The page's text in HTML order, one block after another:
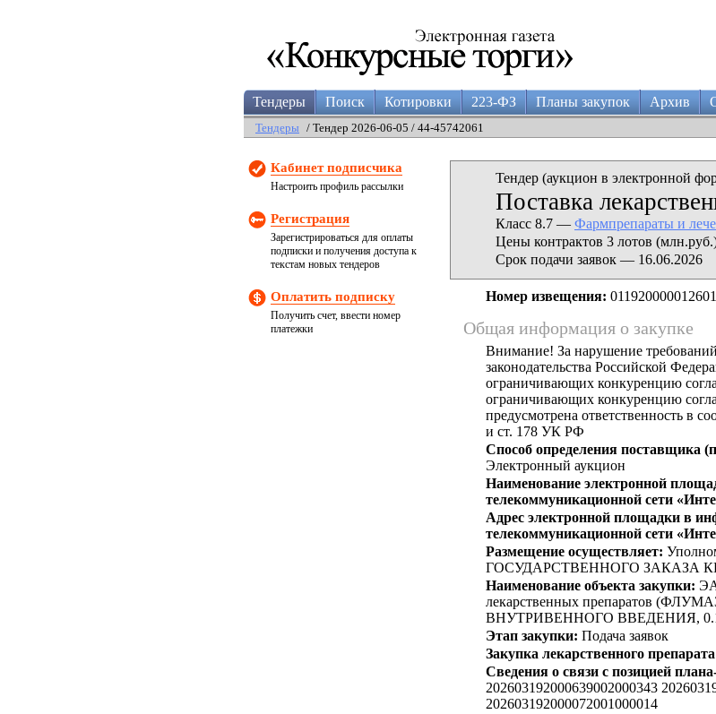
Тендеры Поиск Котировки 223-ФЗ Планы закупок Архив
Тендеры / Тендер 2026-06-05 / 44-45742061
Кабинет подписчика
Настроить профиль рассылки
Регистрация
Зарегистрироваться для оплаты
подписки и получения доступа к
текстам новых тендеров
Оплатить подписку
Получить счет, ввести номер
платежки
Тендер (аукцион в электронной
Поставка
Класс 8.7 — Фармпрепараты и
Цены контрактов 3 лотов
Срок подачи заявок — 16.06.2026
Номер извещения:
Общая информация о закупке
Внимание! За нарушение
законодательства Российской
ограничивающих конкуренцию
ограничивающих конкуренцию
предусмотрена ответственность в
и ст. 178 УК РФ
Способ определения поставщика
Электронный аукцион
Наименование электронной
телекоммуникационной сети
Адрес электронной площадки в
телекоммуникационной сети
Размещение осуществляет:
ГОСУДАРСТВЕННОГО ЗАКАЗА
Наименование объекта закупки:
лекарственных препаратов
ВНУТРИВЕННОГО ВВЕДЕНИЯ, 0.1
Этап закупки: Подача заявок
Закупка лекарственного
Сведения о связи с позицией
202603192000639002000343
202603192000072001000014